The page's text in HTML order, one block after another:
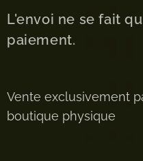
L'envoi ne se fait
paiement.
Vente exclusivement
boutique physique